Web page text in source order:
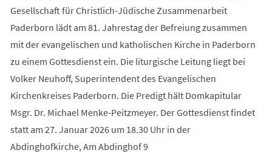
Gesellschaft für Christlich-Jüdische Zusammenarbeit
Paderborn lädt am 81. Jahrestag der Befreiung zusammen
mit der evangelischen und katholischen Kirche in Paderborn
zu einem Gottesdienst ein. Die liturgische Leitung liegt bei
Volker Neuhoff, Superintendent des Evangelischen
Kirchenkreises Paderborn. Die Predigt hält Domkapitular
Msgr. Dr. Michael Menke-Peitzmeyer. Der Gottesdienst findet
statt am 27. Januar 2026 um 18.30 Uhr in der
Abdinghofkirche, Am Abdinghof 9